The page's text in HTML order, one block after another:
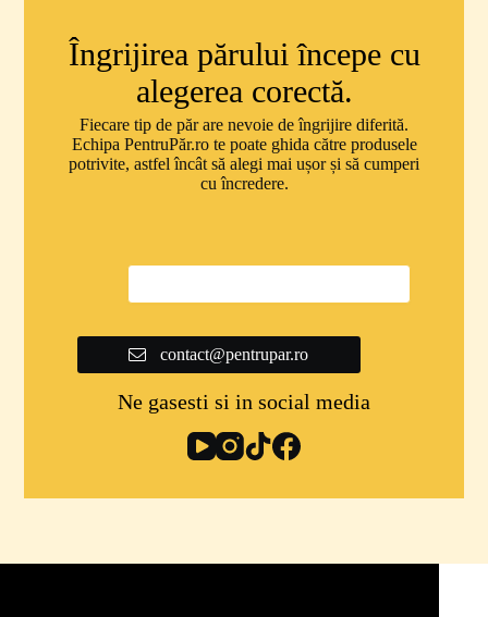
Îngrijirea părului începe cu
alegerea corectă.
Fiecare tip de păr are nevoie de îngrijire diferită.
Echipa PentruPăr.ro te poate ghida către produsele
potrivite, astfel încât să alegi mai ușor și să cumperi
cu încredere.
contact@pentrupar.ro
Ne gasesti si in social media